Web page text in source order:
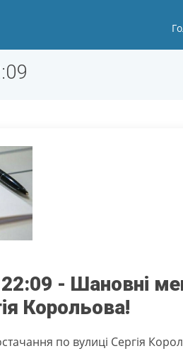
- Шановні
Корольова!
по вулиці Сергія